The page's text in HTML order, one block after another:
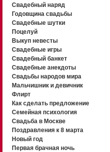
Свадебный наряд
Годовщина свадьбы
Свадебные шутки
Поцелуй
Выкуп невесты
Свадебные игры
Свадебный банкет
Свадебные анекдоты
Свадьбы народов мира
Мальчишник и девичник
Флирт
Как сделать предложение
Семейная психология
Свадьба в Москве
Поздравления к 8 марта
Новый год
Первая брачная ночь